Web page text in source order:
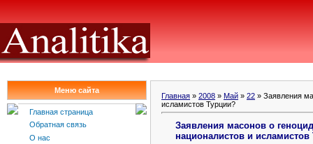
Меню сайта
Главная страница
Обратная связь
О нас
Главная » 2008 » Май » 22 » Заявления
исламистов Турции?
Заявления масонов о
националистов и исламистов